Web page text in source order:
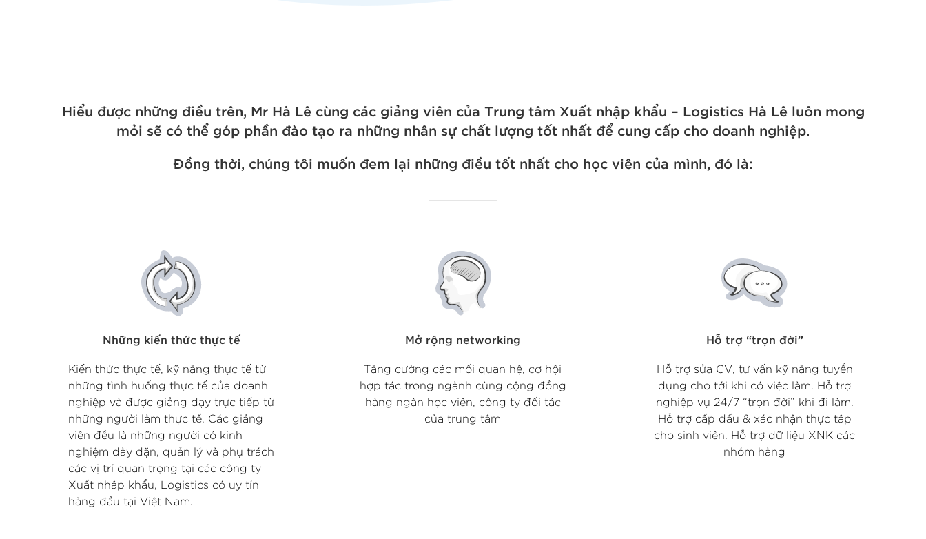
Hiểu được những điều trên, Mr Hà Lê cùng các giảng viên của Trung tâm Xuất nhập khẩu – Logistics Hà Lê luôn mong
mỏi sẽ có thể góp phần đào tạo ra những nhân sự chất lượng tốt nhất để cung cấp cho doanh nghiệp.
Đồng thời, chúng tôi muốn đem lại những điều tốt nhất cho học viên của mình, đó là:
Những kiến thức thực tế
Kiến thức thực tế, kỹ năng thực tế từ
những tình huống thực tế của doanh
nghiệp và được giảng dạy trực tiếp từ
những người làm thực tế. Các giảng
viên đều là những người có kinh
nghiệm dày dặn, quản lý và phụ trách
các vị trí quan trọng tại các công ty
Xuất nhập khẩu, Logistics có uy tín
hàng đầu tại Việt Nam.
Mở rộng networking
Tăng cường các mối quan hệ, cơ hội
hợp tác trong ngành cùng cộng đồng
hàng ngàn học viên, công ty đối tác
của trung tâm
Hỗ trợ “trọn đời”
Hỗ trợ sửa CV, tư vấn kỹ năng tuyển
dụng cho tới khi có việc làm. Hỗ trợ
nghiệp vụ 24/7 “trọn đời” khi đi làm.
Hỗ trợ cấp dấu & xác nhận thực tập
cho sinh viên. Hỗ trợ dữ liệu XNK các
nhóm hàng